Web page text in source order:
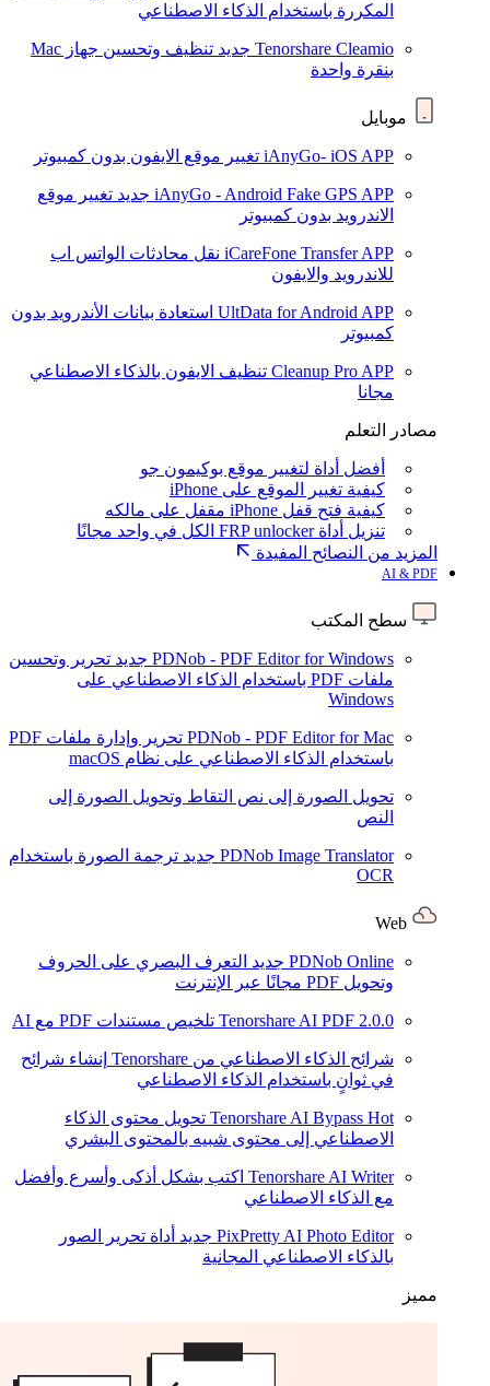
المكررة باستخدام الذكاء الاصطناعي
Tenorshare Cleamio جديد
تنظيف وتحسين جهاز Mac
بنقرة واحدة
موبايل
iAnyGo- iOS APP تغيير موقع الايفون بدون كمبيوتر
iAnyGo - Android Fake GPS APP جديد تغيير موقع
الاندرويد بدون كمبيوتر
iCareFone Transfer APP نقل محادثات الواتس اب
للاندرويد والايفون
UltData for Android APP استعادة بيانات الأندرويد بدون
كمبيوتر
Cleanup Pro APP تنظيف الايفون بالذكاء الاصطناعي
مجانا
مصادر التعلم
أفضل أداة لتغيير موقع بوكيمون جو
كيفية تغيير الموقع على iPhone
كيفية فتح قفل iPhone مقفل على مالكه
تنزيل أداة FRP unlocker الكل في واحد مجانًا
المزيد من النصائح المفيدة
AI & PDF
سطح المكتب
PDNob - PDF Editor for Windows جديد تحرير وتحسين
ملفات PDF باستخدام الذكاء الاصطناعي على
Windows
PDNob - PDF Editor for Mac
تحرير وإدارة ملفات PDF
باستخدام الذكاء الاصطناعي على نظام macOS
تحويل الصورة إلى نص التقاط وتحويل الصورة إلى
النص
PDNob Image Translator جديد ترجمة الصورة باستخدام
OCR
PDNob Online جديد التعرف البصري على الحروف
وتحويل PDF مجانًا عبر الإنترنت
Tenorshare AI PDF 2.0.0 تلخيص مستندات PDF مع AI
شرائح الذكاء الاصطناعي من Tenorshare
إنشاء شرائح
في ثوانٍ باستخدام الذكاء الاصطناعي
Tenorshare AI Bypass Hot
تحويل محتوى الذكاء
الاصطناعي إلى محتوى شبيه بالمحتوى البشري
Tenorshare AI Writer اكتب بشكل أذكى وأسرع وأفضل
مع الذكاء الاصطناعي
PixPretty AI Photo Editor جديد أداة تحرير الصور
بالذكاء الاصطناعي المجانية
مميز